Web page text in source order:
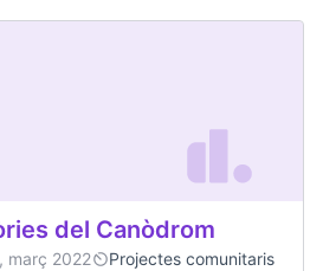
del Canòdrom
març 2022
Projectes comunitaris